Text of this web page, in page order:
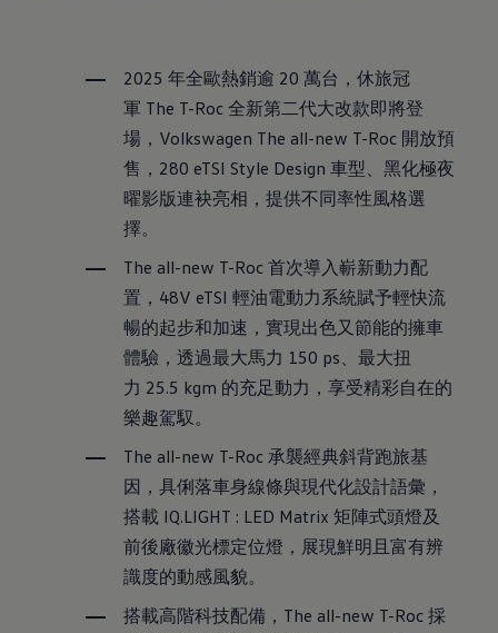
2025年全歐熱銷逾 20萬台，休旅冠
軍 The T-Roc全新第二代大改款即將登
場， Volkswagen The all-new T-Roc 開放預
售， 280 eTSI Style Design車型、黑化極夜
曜影版連袂亮相，提供不同率性風格選
擇。
The all-new T-Roc首次導入嶄新動力配
置， 48V eTSI輕油電動力系統賦予輕快流
暢的起步和加速，實現出色又節能的擁車
體驗，透過最大馬力 150 ps、最大扭
力 25.5 kgm 的充足動力，享受精彩自在的
樂趣駕馭。
The all-new T-Roc承襲經典斜背跑旅基
因，具俐落車身線條與現代化設計語彙，
搭載 IQ.LIGHT : LED Matrix矩陣式頭燈及
前後廠徽光標定位燈，展現鮮明且富有辨
識度的動感風貌。
搭載高階科技配備，The all-new T-Roc 採